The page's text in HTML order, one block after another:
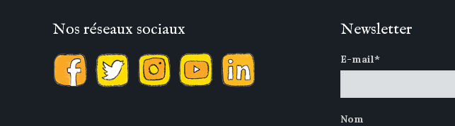
Nos réseaux sociaux Newsletter
E-mail*
Nom